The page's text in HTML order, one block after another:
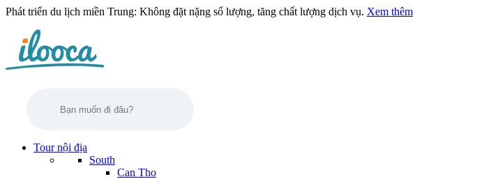
Phát triển du lịch miền Trung: Không đặt nặng số lượng, tăng chất lượng dịch vụ. Xem thêm
Tour nội địa
South
Can Tho